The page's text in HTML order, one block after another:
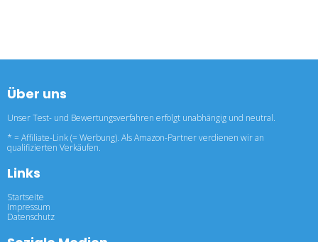
Über uns
Unser Test- und Bewertungsverfahren erfolgt unabhängig und neutral.
* = Affiliate-Link (= Werbung). Als Amazon-Partner verdienen wir an
qualifizierten Verkäufen.
Links
Startseite
Impressum
Datenschutz